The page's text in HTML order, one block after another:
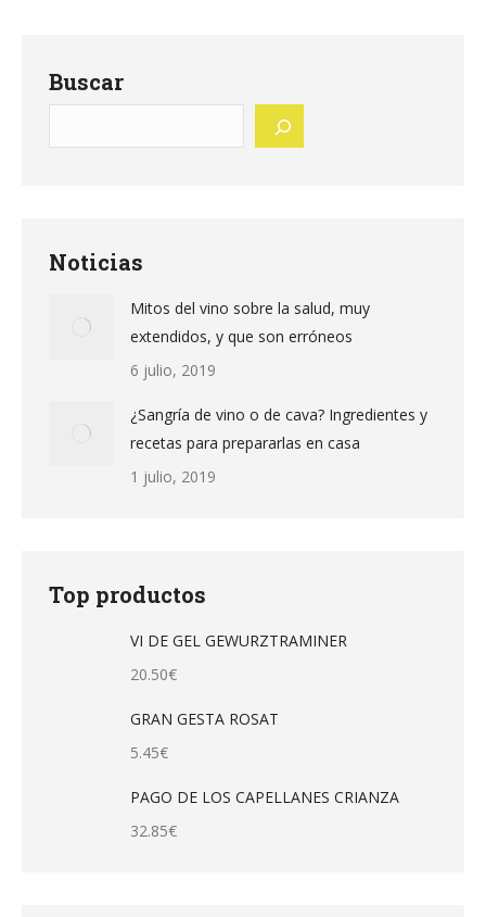
Buscar
Noticias
Mitos del vino sobre la salud, muy
extendidos, y que son erróneos
6 julio, 2019
¿Sangría de vino o de cava? Ingredientes y
recetas para prepararlas en casa
1 julio, 2019
Top productos
VI DE GEL GEWURZTRAMINER
20.50€
GRAN GESTA ROSAT
5.45€
PAGO DE LOS CAPELLANES CRIANZA
32.85€